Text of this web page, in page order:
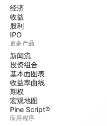
经济
收益
股利
IPO
更多产品
新闻流
投资组合
基本面图表
收益率曲线
期权
宏观地图
Pine Script®
应用程序